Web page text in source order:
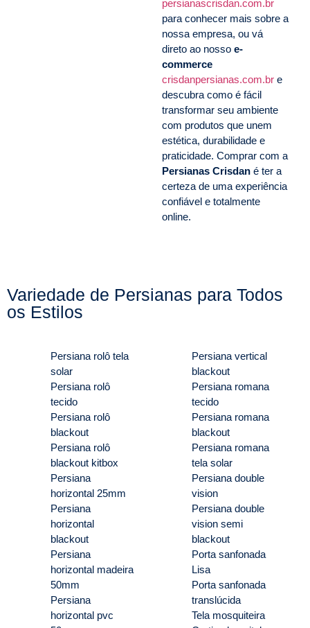
persianascrisdan.com.br
para conhecer mais sobre a
nossa empresa, ou vá
direto ao nosso e-
commerce
crisdanpersianas.com.br e
descubra como é fácil
transformar seu ambiente
com produtos que unem
estética, durabilidade e
praticidade. Comprar com a
Persianas Crisdan é ter a
certeza de uma experiência
confiável e totalmente
online.
Variedade de Persianas para Todos
os Estilos
Persiana rolô tela
solar
Persiana rolô
tecido
Persiana rolô
blackout
Persiana rolô
blackout kitbox
Persiana
horizontal 25mm
Persiana
horizontal
blackout
Persiana
horizontal madeira
50mm
Persiana
horizontal pvc
Persiana vertical
blackout
Persiana romana
tecido
Persiana romana
blackout
Persiana romana
tela solar
Persiana double
vision
Persiana double
vision semi
blackout
Porta sanfonada
Lisa
Porta sanfonada
translúcida
Tela mosquiteira